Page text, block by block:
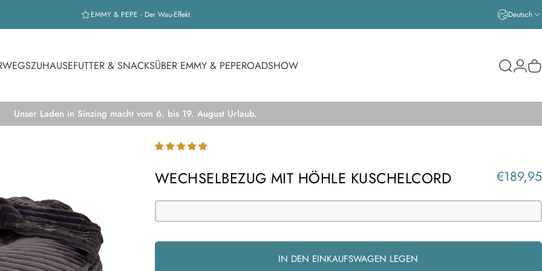
EMMY & PEPE - Der Wau-Effekt Deutsch
ZUHAUSEFUTTER & SNACKSÜBER EMMY & PEPEROADSHOW Suche
Login
Unser Laden in Sinzing macht vom 6. bis 19. August Urlaub.
WECHSELBEZUG MIT HÖHLE KUSCHELCORD €189,95
IN DEN EINKAUFSWAGEN LEGEN